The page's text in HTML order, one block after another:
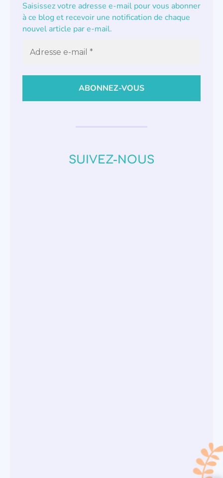
Saisissez votre adresse e-mail pour vous abonner
à ce blog et recevoir une notification de chaque
nouvel article par e-mail.
SUIVEZ-NOUS